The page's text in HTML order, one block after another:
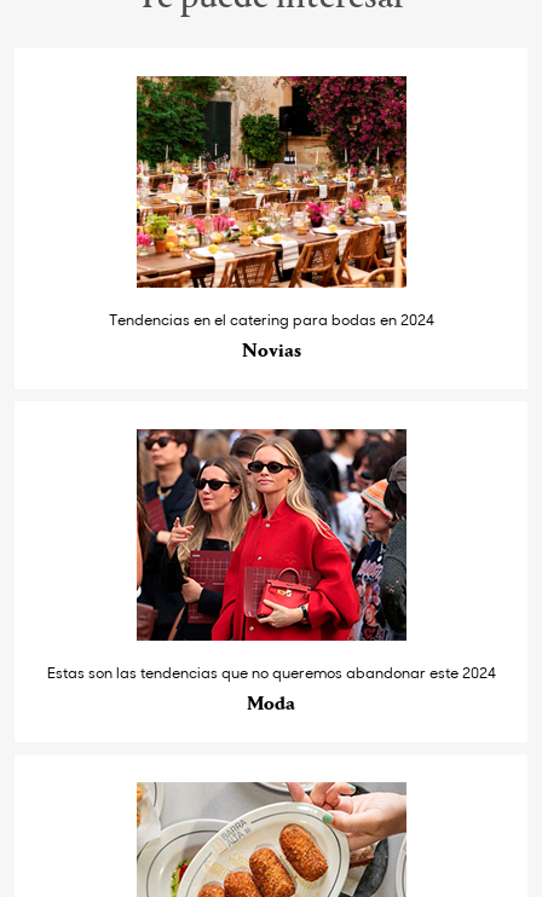
Tendencias en el catering para bodas en 2024
Novias
Estas son las tendencias que no queremos abandonar este 2024
Moda